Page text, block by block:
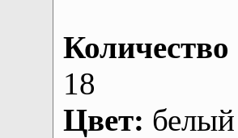
Количество
18
Цвет: белый